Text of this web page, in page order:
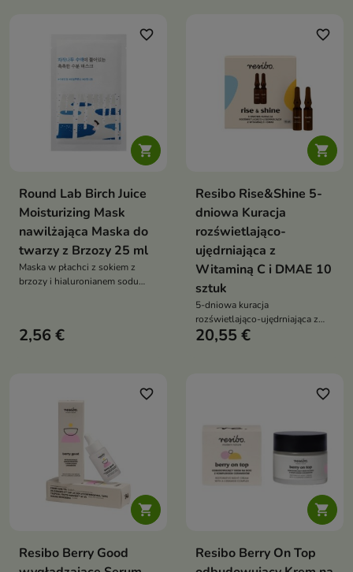

favorite_border
Round Lab Birch Juice
Moisturizing Mask
nawilżająca Maska do
twarzy z Brzozy 25 ml
Maska w płachci z sokiem z
brzozy i hialuronianem sodu
2,56 €

favorite_border
Resibo Rise&Shine 5-
dniowa Kuracja
rozświetlająco-
ujędrniająca z
Witaminą C i DMAE 10
sztuk
5-dniowa kuracja
rozświetlająco-ujędrniająca z
witaminą C działa
Idealna jako kuracja bankietowa
20,55 €

favorite_border
Resibo Berry Good

favorite_border
Resibo Berry On Top